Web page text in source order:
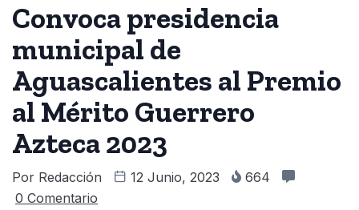
Convoca presidencia
municipal de
Aguascalientes al Premio
al Mérito Guerrero
Azteca 2023
Por Redacción 12 Junio, 2023
664
0 Comentario